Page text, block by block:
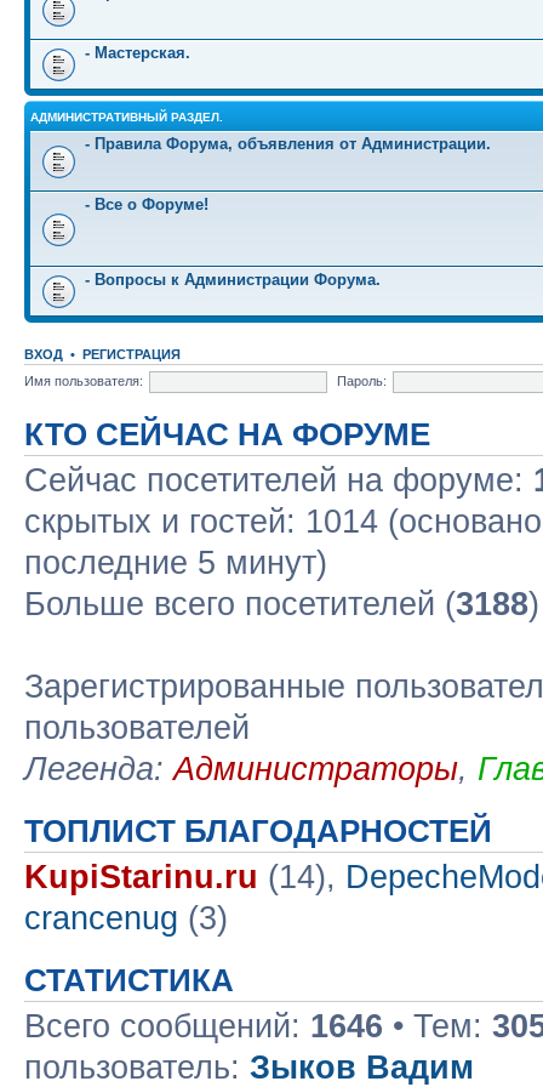
- Мастерская.
АДМИНИСТРАТИВНЫЙ РАЗДЕЛ.
- Правила Форума, объявления от Администрации.
- Все о Форуме!
- Вопросы к Администрации Форума.
ВХОД • РЕГИСТРАЦИЯ
Имя пользователя:
Пароль:
КТО СЕЙЧАС НА ФОРУМЕ
Сейчас посетителей на форуме:
скрытых и гостей: 1014
последние 5 минут)
Больше всего посетителей (3188
Зарегистрированные
пользователей
Легенда:Администраторы,
ТОПЛИСТ БЛАГОДАРНОСТЕЙ
KupiStarinu.ru (14),
crancenug (3)
СТАТИСТИКА
Всего сообщений: 1646 • Тем:
пользователь: Зыков Вадим